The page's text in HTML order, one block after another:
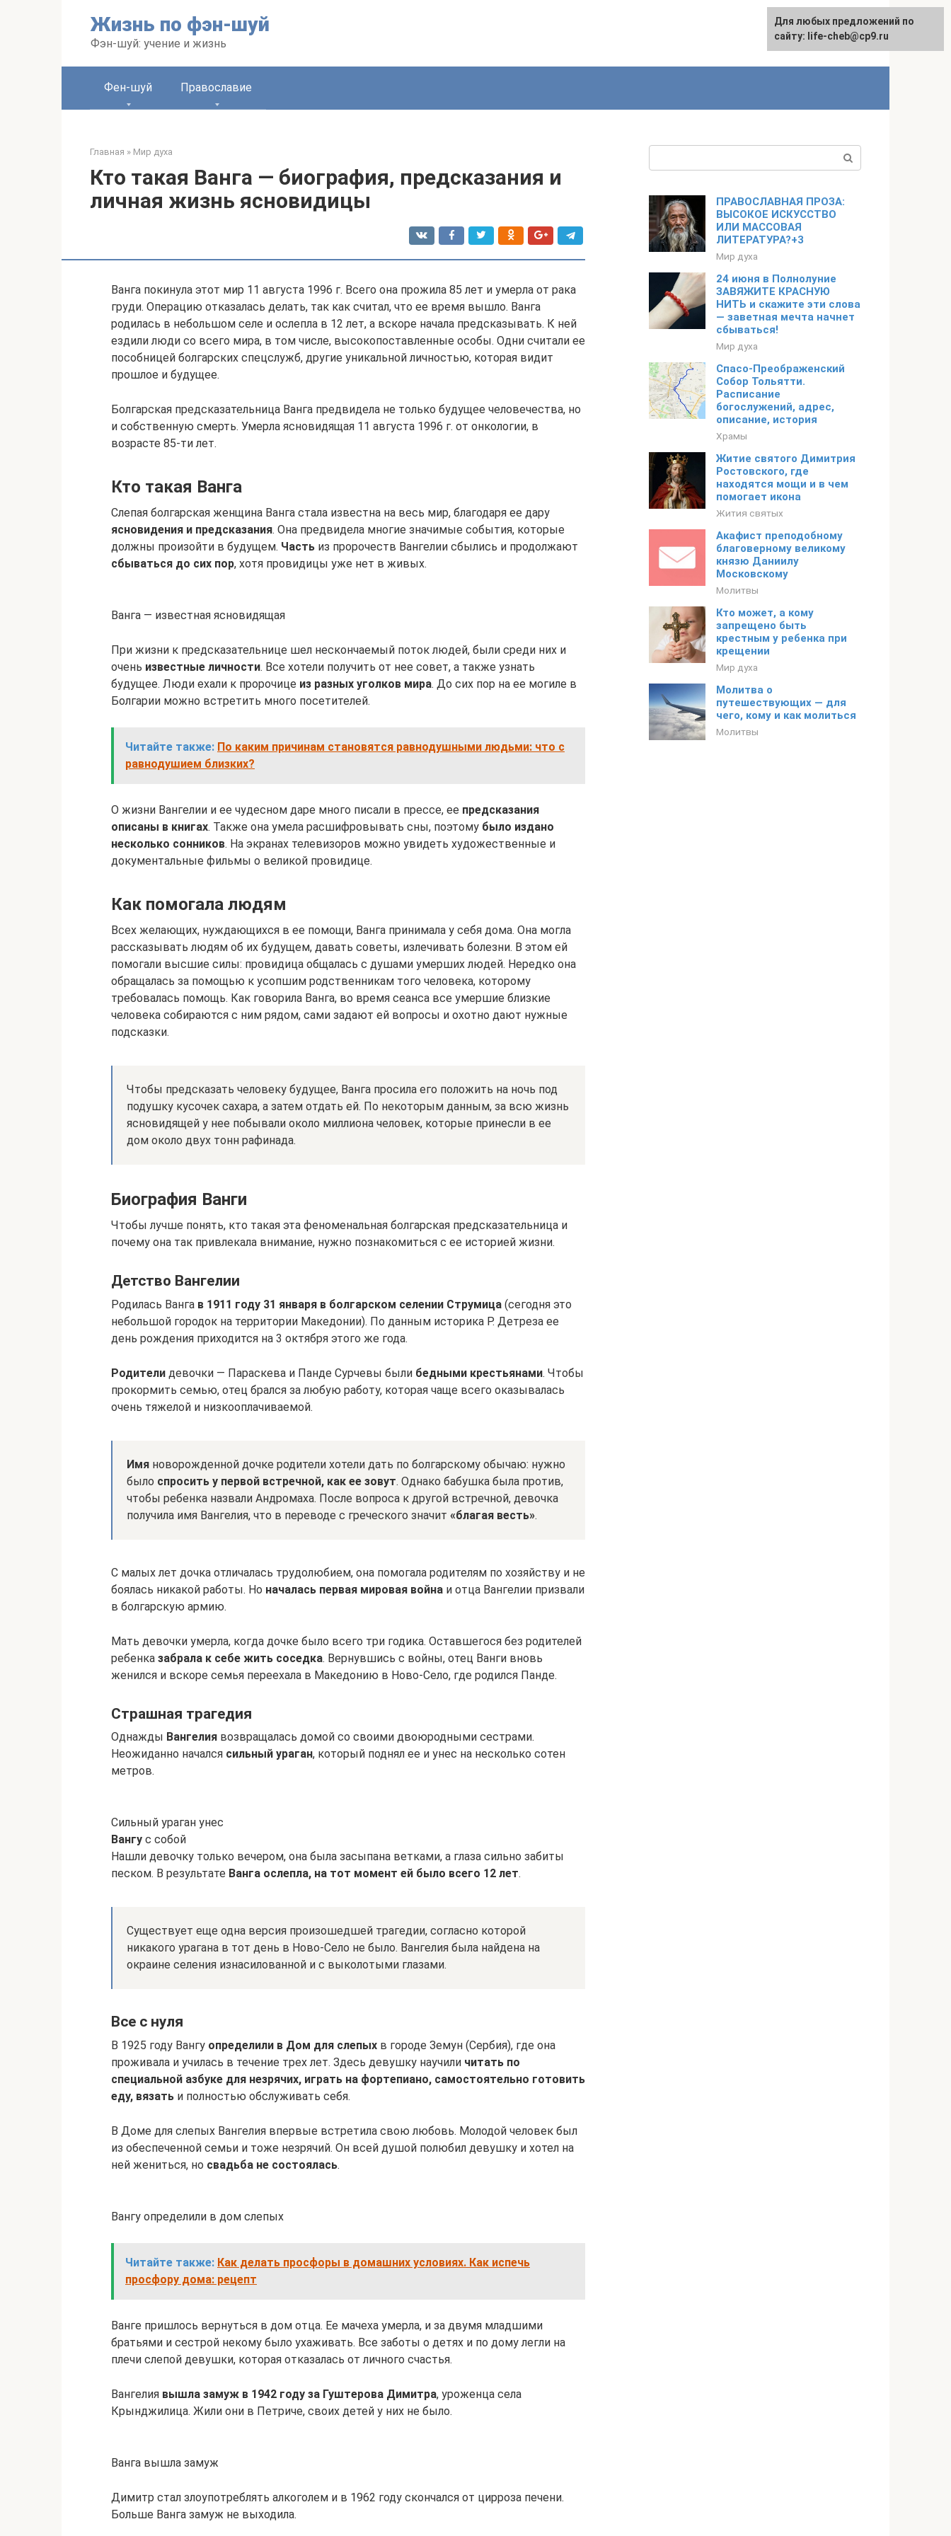
Жизнь по фэн-шуй
Фэн-шуй: учение и жизнь
Фен-шуй Православие
Главная » Мир духа
Кто такая Ванга — биография, предсказания и
личная жизнь ясновидицы
Ванга покинула этот мир 11 августа 1996 г. Всего она прожила 85 лет и умерла от рака
груди. Операцию отказалась делать, так как считал, что ее время вышло. Ванга
родилась в небольшом селе и ослепла в 12 лет, а вскоре начала предсказывать. К ней
ездили люди со всего мира, в том числе, высокопоставленные особы. Одни считали ее
пособницей болгарских спецслужб, другие уникальной личностью, которая видит
прошлое и будущее.
Болгарская предсказательница Ванга предвидела не только будущее человечества, но
и собственную смерть. Умерла ясновидящая 11 августа 1996 г. от онкологии, в
возрасте 85-ти лет.
Кто такая Ванга
Слепая болгарская женщина Ванга стала известна на весь мир, благодаря ее дару
ясновидения и предсказания. Она предвидела многие значимые события, которые
должны произойти в будущем. Часть из пророчеств Вангелии сбылись и продолжают
сбываться до сих пор, хотя провидицы уже нет в живых.
Ванга — известная ясновидящая
При жизни к предсказательнице шел нескончаемый поток людей, были среди них и
очень известные личности. Все хотели получить от нее совет, а также узнать
будущее. Люди ехали к пророчице из разных уголков мира. До сих пор на ее могиле в
Болгарии можно встретить много посетителей.
Читайте также: По каким причинам становятся равнодушными людьми: что с
равнодушием близких?
О жизни Вангелии и ее чудесном даре много писали в прессе, ее предсказания
описаны в книгах. Также она умела расшифровывать сны, поэтому было издано
несколько сонников. На экранах телевизоров можно увидеть художественные и
документальные фильмы о великой провидице.
Как помогала людям
Всех желающих, нуждающихся в ее помощи, Ванга принимала у себя дома. Она могла
рассказывать людям об их будущем, давать советы, излечивать болезни. В этом ей
помогали высшие силы: провидица общалась с душами умерших людей. Нередко она
обращалась за помощью к усопшим родственникам того человека, которому
требовалась помощь. Как говорила Ванга, во время сеанса все умершие близкие
человека собираются с ним рядом, сами задают ей вопросы и охотно дают нужные
подсказки.
Чтобы предсказать человеку будущее, Ванга просила его положить на ночь под
подушку кусочек сахара, а затем отдать ей. По некоторым данным, за всю жизнь
ясновидящей у нее побывали около миллиона человек, которые принесли в ее
дом около двух тонн рафинада.
Биография Ванги
Чтобы лучше понять, кто такая эта феноменальная болгарская предсказательница и
почему она так привлекала внимание, нужно познакомиться с ее историей жизни.
Детство Вангелии
Родилась Ванга в 1911 году 31 января в болгарском селении Струмица (сегодня это
небольшой городок на территории Македонии). По данным историка Р. Детреза ее
день рождения приходится на 3 октября этого же года.
Родители девочки — Параскева и Панде Сурчевы были бедными крестьянами. Чтобы
прокормить семью, отец брался за любую работу, которая чаще всего оказывалась
очень тяжелой и низкооплачиваемой.
Имя новорожденной дочке родители хотели дать по болгарскому обычаю: нужно
было спросить у первой встречной, как ее зовут. Однако бабушка была против,
чтобы ребенка назвали Андромаха. После вопроса к другой встречной, девочка
получила имя Вангелия, что в переводе с греческого значит «благая весть».
С малых лет дочка отличалась трудолюбием, она помогала родителям по хозяйству и не
боялась никакой работы. Но началась первая мировая война и отца Вангелии призвали
в болгарскую армию.
Мать девочки умерла, когда дочке было всего три годика. Оставшегося без родителей
ребенка забрала к себе жить соседка. Вернувшись с войны, отец Ванги вновь
женился и вскоре семья переехала в Македонию в Ново-Село, где родился Панде.
Страшная трагедия
Однажды Вангелия возвращалась домой со своими двоюродными сестрами.
Неожиданно начался сильный ураган, который поднял ее и унес на несколько сотен
метров.
Сильный ураган унес
Вангу с собой
Нашли девочку только вечером, она была засыпана ветками, а глаза сильно забиты
песком. В результате Ванга ослепла, на тот момент ей было всего 12 лет.
Существует еще одна версия произошедшей трагедии, согласно которой
никакого урагана в тот день в Ново-Село не было. Вангелия была найдена на
окраине селения изнасилованной и с выколотыми глазами.
Все с нуля
В 1925 году Вангу определили в Дом для слепых в городе Земун (Сербия), где она
проживала и училась в течение трех лет. Здесь девушку научили читать по
специальной азбуке для незрячих, играть на фортепиано, самостоятельно готовить
еду, вязать и полностью обслуживать себя.
В Доме для слепых Вангелия впервые встретила свою любовь. Молодой человек был
из обеспеченной семьи и тоже незрячий. Он всей душой полюбил девушку и хотел на
ней жениться, но свадьба не состоялась.
Вангу определили в дом слепых
Читайте также: Как делать просфоры в домашних условиях. Как испечь
просфору дома: рецепт
Ванге пришлось вернуться в дом отца. Ее мачеха умерла, и за двумя младшими
братьями и сестрой некому было ухаживать. Все заботы о детях и по дому легли на
плечи слепой девушки, которая отказалась от личного счастья.
Вангелия вышла замуж в 1942 году за Гуштерова Димитра, уроженца села
Крынджилица. Жили они в Петриче, своих детей у них не было.
Ванга вышла замуж
Димитр стал злоупотреблять алкоголем и в 1962 году скончался от цирроза печени.
Больше Ванга замуж не выходила.
ПРАВОСЛАВНАЯ ПРОЗА:
ВЫСОКОЕ ИСКУССТВО
ИЛИ МАССОВАЯ
ЛИТЕРАТУРА?+3
Мир духа
24 июня в Полнолуние
ЗАВЯЖИТЕ КРАСНУЮ
НИТЬ и скажите эти слова
— заветная мечта начнет
сбываться!
Мир духа
Спасо-Преображенский
Собор Тольятти.
Расписание
богослужений, адрес,
описание, история
Храмы
Житие святого Димитрия
Ростовского, где
находятся мощи и в чем
помогает икона
Жития святых
Акафист преподобному
благоверному великому
князю Даниилу
Московскому
Молитвы
Кто может, а кому
запрещено быть
крестным у ребенка при
крещении
Мир духа
Молитва о
путешествующих — для
чего, кому и как молиться
Молитвы
Для любых предложений по
сайту: life-cheb@cp9.ru
Для любых предложений по
сайту: life-cheb@cp9.ru